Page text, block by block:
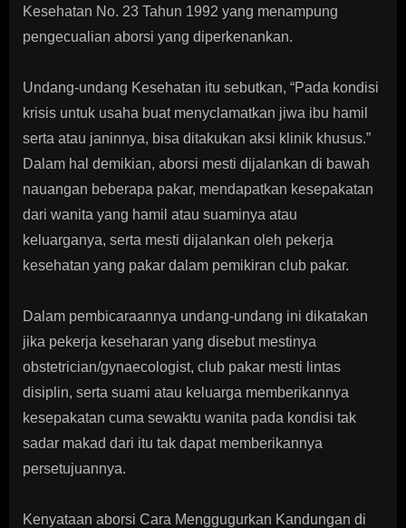
Kesehatan No. 23 Tahun 1992 yang menampung
pengecualian aborsi yang diperkenankan.
Undang-undang Kesehatan itu sebutkan, “Pada kondisi
krisis untuk usaha buat menyclamatkan jiwa ibu hamil
serta atau janinnya, bisa ditakukan aksi klinik khusus.”
Dalam hal demikian, aborsi mesti dijalankan di bawah
nauangan beberapa pakar, mendapatkan kesepakatan
dari wanita yang hamil atau suaminya atau
keluarganya, serta mesti dijalankan oleh pekerja
kesehatan yang pakar dalam pemikiran club pakar.
Dalam pembicaraannya undang-undang ini dikatakan
jika pekerja keseharan yang disebut mestinya
obstetrician/gynaecologist, club pakar mesti lintas
disiplin, serta suami atau keluarga memberikannya
kesepakatan cuma sewaktu wanita pada kondisi tak
sadar makad dari itu tak dapat memberikannya
persetujuannya.
Kenyataan aborsi Cara Menggugurkan Kandungan di